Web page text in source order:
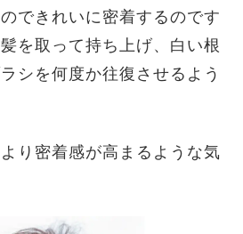
できれいに密着するのです
を取って持ち上げ、白い根
シを何度か往復させるよう
り密着感が高まるような気